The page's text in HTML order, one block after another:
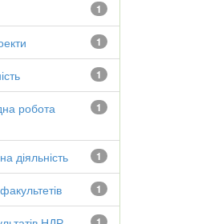
1
1
1
1
робота
1
діяльність
1